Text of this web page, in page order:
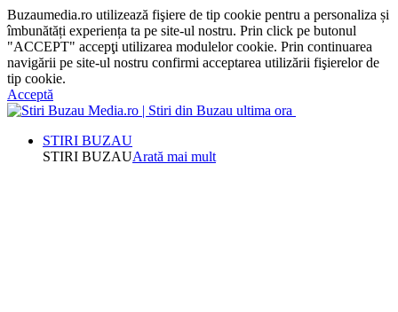
Buzaumedia.ro utilizează fişiere de tip cookie pentru a personaliza și
îmbunătăți experiența ta pe site-ul nostru. Prin click pe butonul
"ACCEPT" accepţi utilizarea modulelor cookie. Prin continuarea
navigării pe site-ul nostru confirmi acceptarea utilizării fişierelor de
tip cookie.
Acceptă
STIRI BUZAU
STIRI BUZAUArată mai mult